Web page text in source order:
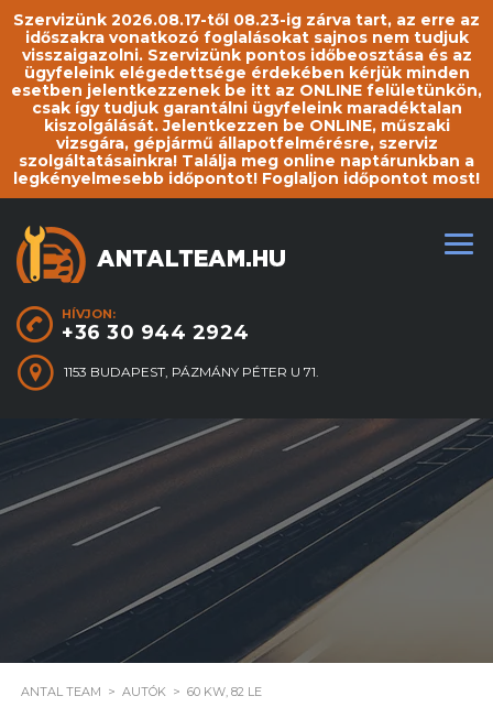
Szervizünk 2026.08.17-től 08.23-ig zárva tart, az erre az
időszakra vonatkozó foglalásokat sajnos nem tudjuk
visszaigazolni. Szervizünk pontos időbeosztása és az
ügyfeleink elégedettsége érdekében kérjük minden
esetben jelentkezzenek be itt az ONLINE felületünkön,
csak így tudjuk garantálni ügyfeleink maradéktalan
kiszolgálását. Jelentkezzen be ONLINE, műszaki
vizsgára, gépjármű állapotfelmérésre, szerviz
szolgáltatásainkra! Találja meg online naptárunkban a
legkényelmesebb időpontot! Foglaljon időpontot most!
HÍVJON:
+36 30 944 2924
1153 BUDAPEST, PÁZMÁNY PÉTER U 71.
ANTAL TEAM > AUTÓK > 60 KW, 82 LE